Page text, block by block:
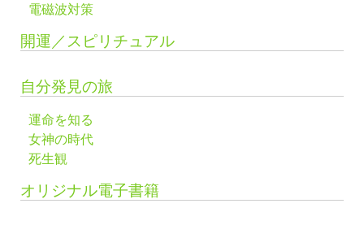
電磁波対策
開運／スピリチュアル
自分発見の旅
運命を知る
女神の時代
死生観
オリジナル電子書籍